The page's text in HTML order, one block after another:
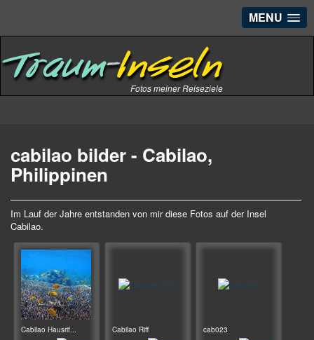
MENU
Fotos meiner Reiseziele
cabilao bilder - Cabilao,
Philippinen
Im Lauf der Jahre entstanden von mir diese Fotos auf der Insel
Cabilao.
Cabilao Hausrif... Cabilao Riff cab023